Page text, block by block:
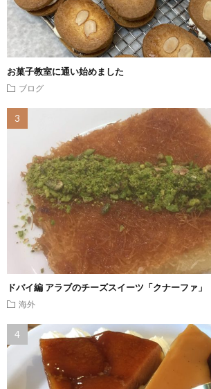
お菓子教室に通い始めました
ブログ
ドバイ編 アラブのチーズスイーツ「クナーファ」
海外